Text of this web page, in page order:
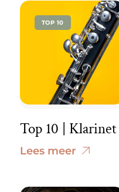
TOP 10
Top 10 | Klarinet
Lees meer